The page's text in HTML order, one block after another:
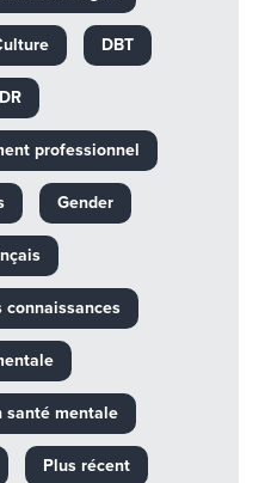
DBT
professionnel
Gender
santé mentale
Plus récent